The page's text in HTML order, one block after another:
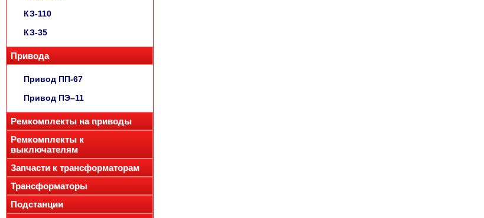
КЗ-110
КЗ-35
Привода
Привод ПП-67
Привод ПЭ–11
Ремкомплекты на приводы
Ремкомплекты к
выключателям
Запчасти к трансформаторам
Трансформаторы
Подстанции